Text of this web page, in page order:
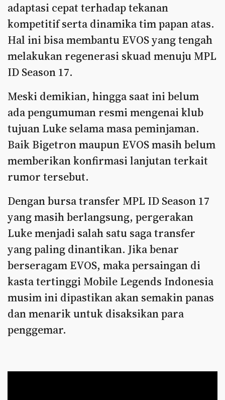
adaptasi cepat terhadap tekanan
kompetitif serta dinamika tim papan atas.
Hal ini bisa membantu EVOS yang tengah
melakukan regenerasi skuad menuju MPL
ID Season 17.
Meski demikian, hingga saat ini belum
ada pengumuman resmi mengenai klub
tujuan Luke selama masa peminjaman.
Baik Bigetron maupun EVOS masih belum
memberikan konfirmasi lanjutan terkait
rumor tersebut.
Dengan bursa transfer MPL ID Season 17
yang masih berlangsung, pergerakan
Luke menjadi salah satu saga transfer
yang paling dinantikan. Jika benar
berseragam EVOS, maka persaingan di
kasta tertinggi Mobile Legends Indonesia
musim ini dipastikan akan semakin panas
dan menarik untuk disaksikan para
penggemar.